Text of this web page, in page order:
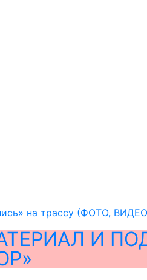
на трассу (ФОТО,
И